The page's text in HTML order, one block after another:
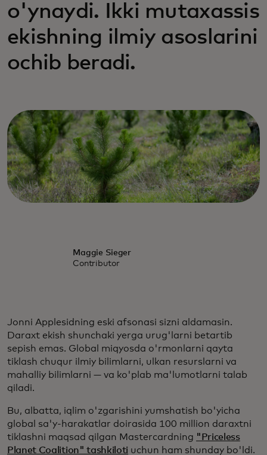
o'ynaydi. Ikki mutaxassis
ekishning ilmiy asoslarini
ochib beradi.
Maggie Sieger
Contributor
Jonni Applesidning eski afsonasi sizni aldamasin.
Daraxt ekish shunchaki yerga urug'larni betartib
sepish emas. Global miqyosda o'rmonlarni qayta
tiklash chuqur ilmiy bilimlarni, ulkan resurslarni va
mahalliy bilimlarni — va ko'plab ma'lumotlarni talab
qiladi.
Bu, albatta, iqlim o'zgarishini yumshatish bo'yicha
global sa'y-harakatlar doirasida 100 million daraxtni
tiklashni maqsad qilgan Mastercardning "Priceless
Planet Coalition" tashkiloti uchun ham shunday bo'ldi.